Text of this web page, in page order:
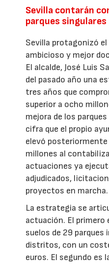
Sevilla contarán
parques singulares
Sevilla protagonizó el
ambicioso y mejor
El alcalde, José Luis
del pasado año una
tres años que
superior a ocho
mejora de los
cifra que el propio
elevó posteriormente
millones al
actuaciones ya
adjudicados,
proyectos en marcha.
La estrategia se
actuación. El primero
suelos de 29
distritos, con un
euros. El segundo es